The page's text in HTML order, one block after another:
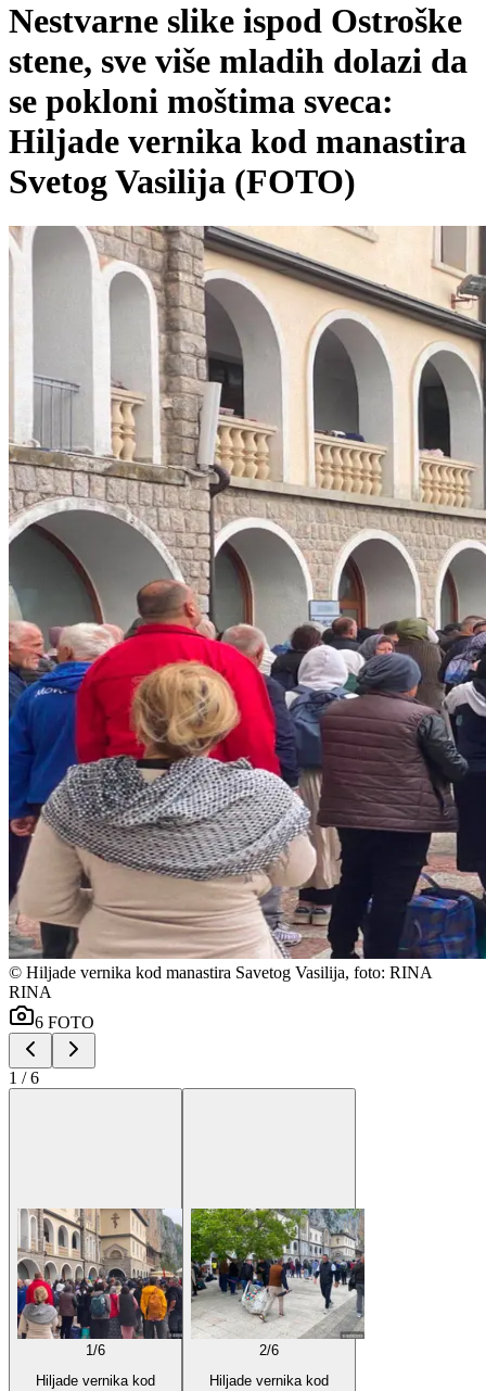
Nestvarne slike ispod Ostroške
stene, sve više mladih dolazi da
se pokloni moštima sveca:
Hiljade vernika kod manastira
Svetog Vasilija (FOTO)
© Hiljade vernika kod manastira Savetog Vasilija, foto: RINA
RINA
6 FOTO
1 /6
1 /6
Hiljade vernika kod
2/6
Hiljade vernika kod